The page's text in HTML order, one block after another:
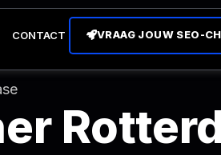
CONTACT VRAAG JOUW SEO-